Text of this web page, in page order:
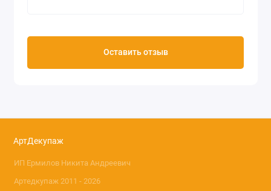
Оставить отзыв
АртДекупаж
ИП Ермилов Никита Андреевич
Артедкупаж 2011 - 2026